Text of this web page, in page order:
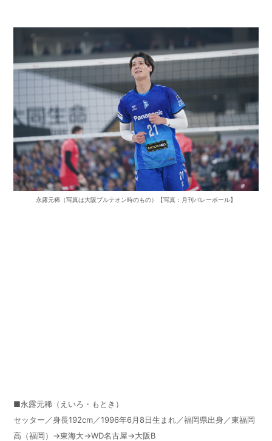
永露元稀（写真は大阪ブルテオン時のもの）【写真：月刊バレーボール】
■永露元稀（えいろ・もとき）
セッター／身長192cm／1996年6月8日生まれ／福岡県出身／東福岡
高（福岡）→東海大→WD名古屋→大阪B